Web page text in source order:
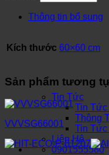
Tin Tức
Tin Tức
Thông
Tin
Liên Hệ
0901555580
Thông tin bổ sung
Kích thước 60×60 cm
Sản phẩm tương
VVVSG66001